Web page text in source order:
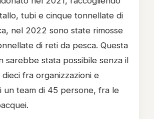
tubi e cinque tonnellate di
nel 2022 sono state rimosse
di reti da pesca. Questa
sarebbe stata possibile senza il
fra organizzazioni e
un team di 45 persone, fra le